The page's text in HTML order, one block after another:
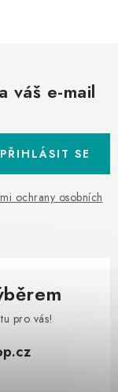
váš e-mail
ochrany osobních
PŘIHLÁSIT SE
pro vás!